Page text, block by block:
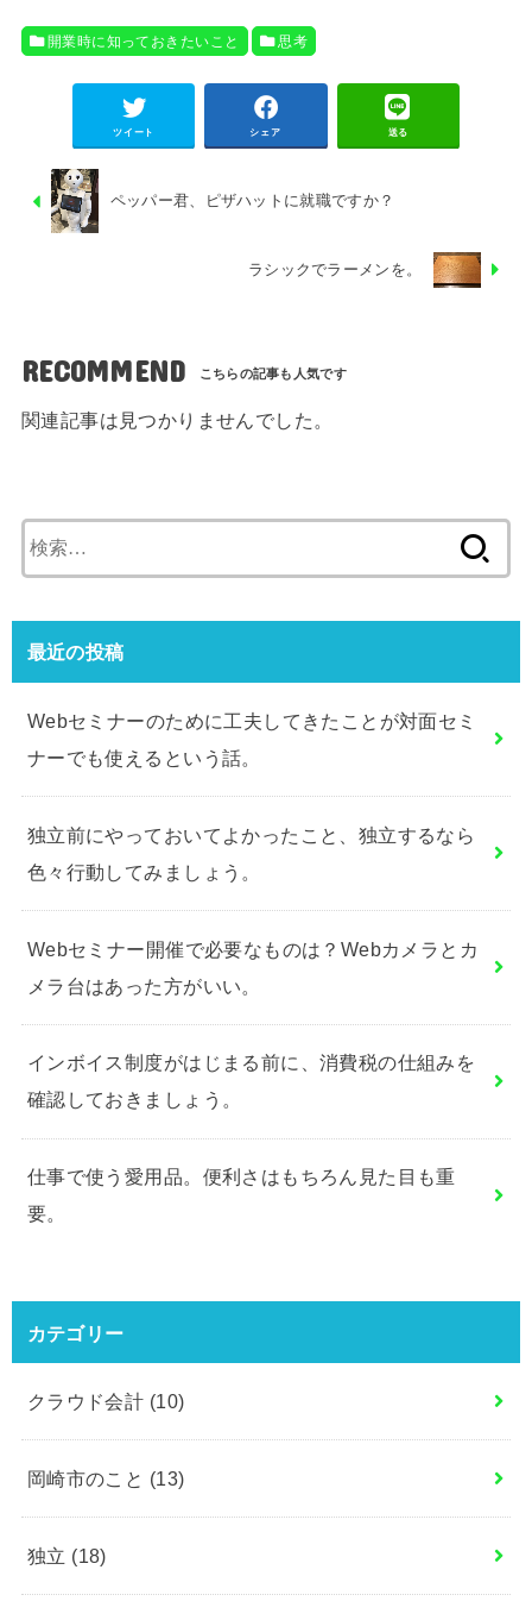
開業時に知っておきたいこと 思考
ツイート シェア 送る
ペッパー君、ピザハットに就職ですか？
ラシックでラーメンを。
RECOMMEND
関連記事は見つかりませんでした。
索:
最近の投稿
Webセミナーのために工夫してきたことが対面セミ
ナーでも使えるという話。
独立前にやっておいてよかったこと、独立するなら
色々行動してみましょう。
Webセミナー開催で必要なものは？Webカメラとカ
メラ台はあった方がいい。
インボイス制度がはじまる前に、消費税の仕組みを
確認しておきましょう。
仕事で使う愛用品。便利さはもちろん見た目も重
要。
カテゴリー
クラウド会計 (10)
岡崎市のこと (13)
独立 (18)